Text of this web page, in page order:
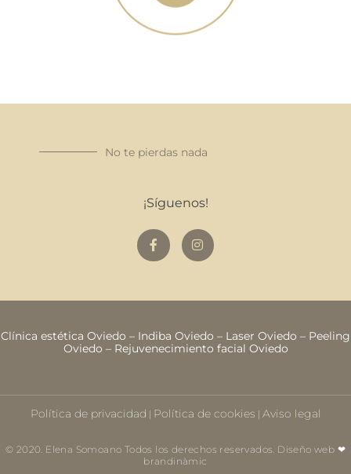
No te pierdas nada
¡Síguenos!
Clínica estética Oviedo – Indiba Oviedo – Laser Oviedo – Peeling
Oviedo – Rejuvenecimiento facial Oviedo
Política de privacidad | Política de cookies | Aviso legal
© 2020. Elena Somoano Todos los derechos reservados. Diseño web ❤
brandinàmic